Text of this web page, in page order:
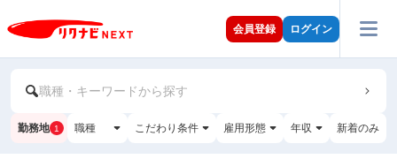
会員登録 ログイン
職種・キーワードから探す
勤務地 1 職種 こだわり条件 雇用形態 年収 新着のみ